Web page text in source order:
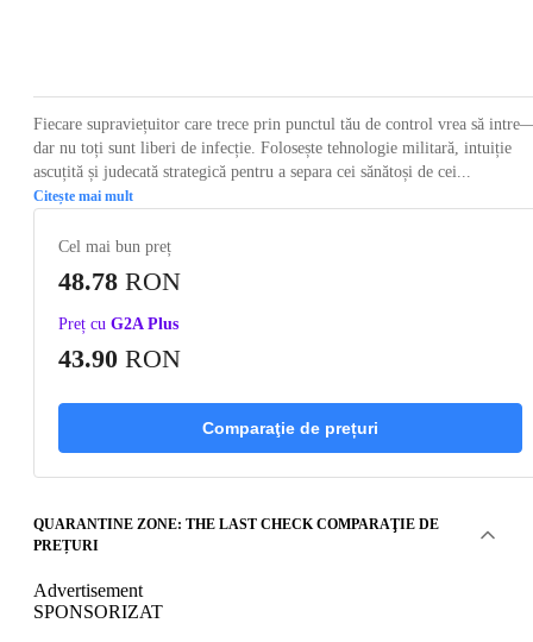
Fiecare supraviețuitor care trece prin punctul tău de control vrea să
dar nu toți sunt liberi de infecție. Folosește tehnologie militară, intuiție
ascuțită și judecată strategică pentru a separa cei sănătoși de cei...
Citește mai mult
Cel mai bun preț
48.78 RON
Preț cu G2A Plus
43.90 RON
Comparaţie de prețuri
QUARANTINE ZONE: THE LAST CHECK COMPARAŢIE DE
PREȚURI
Advertisement
SPONSORIZAT